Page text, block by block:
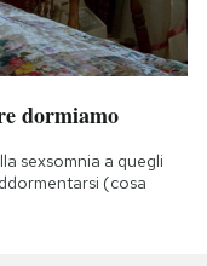
dormiamo
sexsomnia a quegli
(cosa